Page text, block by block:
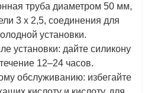
труба диаметром 50 мм,
3 x 2,5, соединения для
установки.
установки: дайте силикону
12–24 часов.
обслуживанию: избегайте